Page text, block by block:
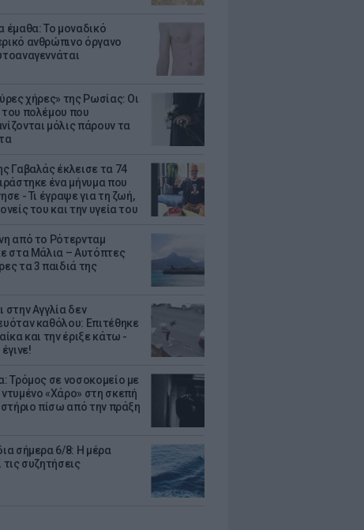
έμαθα: Το μοναδικό
ανθρώπινο όργανο
χήρες» της Ρωσίας: Οι
πολέμου που
μόλις πάρουν τα
Γαβαλάς έκλεισε τα 74
ένα μήνυμα που
- Τι έγραψε για τη ζωή,
του και την υγεία του
από το Ρότερνταμ
στα Μάλια – Αυτόπτες
τα 3 παιδιά της
στην Αγγλία δεν
καθόλου: Επιτέθηκε
και την έριξε κάτω -
Τρόμος σε νοσοκομείο με
«Χάρο» στη σκεπή
πίσω από την πράξη
σήμερα 6/8: Η μέρα
τις συζητήσεις